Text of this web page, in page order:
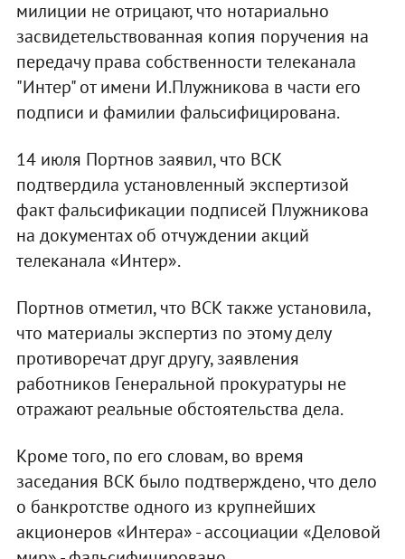
милиции не отрицают, что нотариально
засвидетельствованная копия поручения на
передачу права собственности телеканала
"Интер" от имени И.Плужникова в части его
подписи и фамилии фальсифицирована.
14 июля Портнов заявил, что ВСК
подтвердила установленный экспертизой
факт фальсификации подписей Плужникова
на документах об отчуждении акций
телеканала «Интер».
Портнов отметил, что ВСК также установила,
что материалы экспертиз по этому делу
противоречат друг другу, заявления
работников Генеральной прокуратуры не
отражают реальные обстоятельства дела.
Кроме того, по его словам, во время
заседания ВСК было подтверждено, что дело
о банкротстве одного из крупнейших
акционеров «Интера» - ассоциации «Деловой